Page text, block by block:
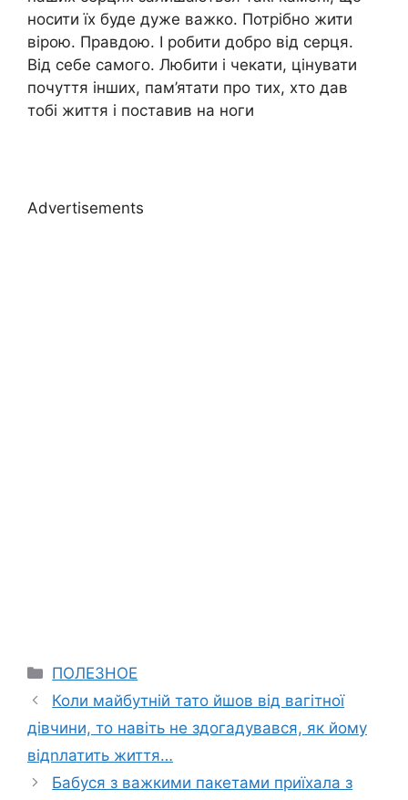
носити їх буде дуже важко. Потрібно жити
вірою. Правдою. І робити добро від серця.
Від себе самого. Любити і чекати, цінувати
почуття інших, пам’ятати про тих, хто дав
тобі життя і поставив на ноги
Advertisements
Categories
ПОЛЕЗНОЕ
Коли майбутній тато йшов від вагітної
дівчини, то навіть не здогадувався, як йому
відnлатить життя…
Бабуся з важкими пакетами приїхала з